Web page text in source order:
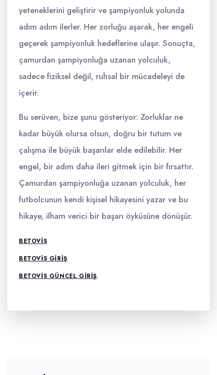
yeteneklerini geliştirir ve şampiyonluk yolunda
adım adım ilerler. Her zorluğu aşarak, her engeli
geçerek şampiyonluk hedeflerine ulaşır. Sonuçta,
çamurdan şampiyonluğa uzanan yolculuk,
sadece fiziksel değil, ruhsal bir mücadeleyi de
içerir.
Bu serüven, bize şunu gösteriyor: Zorluklar ne
kadar büyük olursa olsun, doğru bir tutum ve
çalışma ile büyük başarılar elde edilebilir. Her
engel, bir adım daha ileri gitmek için bir fırsattır.
Çamurdan şampiyonluğa uzanan yolculuk, her
futbolcunun kendi kişisel hikayesini yazar ve bu
hikaye, ilham verici bir başarı öyküsüne dönüşür.
BETOVIS
BETOVIS GIRIŞ
BETOVIS GÜNCEL GIRIŞ